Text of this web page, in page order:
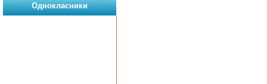
Однокласники